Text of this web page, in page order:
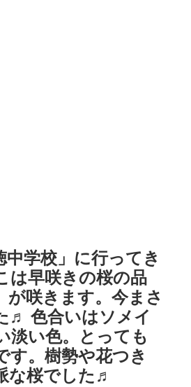
中学校」に行ってき
は早咲きの桜の品
が咲きます。今まさ
♬ 色合いはソメイ
淡い色。とっても
す。樹勢や花つき
な桜でした♬